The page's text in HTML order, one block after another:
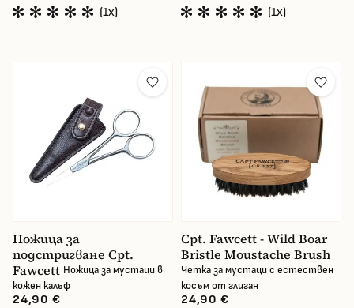
(1x)
(1x)
Ножица за
подстригване Cpt.
Fawcett Ножица за мустаци в
кожен калъф
24,90 €
Cpt. Fawcett - Wild Boar
Bristle Moustache Brush
Четка за мустаци с естествен
косъм от глиган
24,90 €